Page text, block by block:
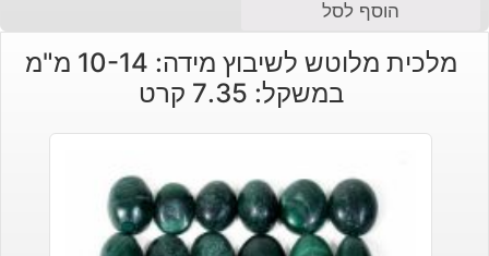
הוסף לסל
מלכית מלוטש לשיבוץ מידה: 10-14 מ"מ
במשקל: 7.35 קרט